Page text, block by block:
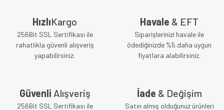
HızlıKargo
256Bit SSL Sertifikası ile
rahatlıkla güvenli alışveriş
yapabilirsiniz.
Havale & EFT
Siparişlerinizi havale ile
ödediğinizde %5 daha uygun
fiyatlara alabilirsiniz.
Güvenli Alışveriş
256Bit SSL Sertifikası ile
İade & Değişim
Satın almış olduğunuz ürünleri